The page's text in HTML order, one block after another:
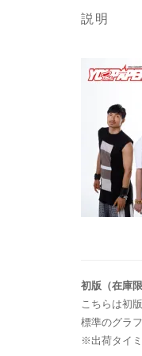
説明
初版（在庫限
こちらは初
標準のグラ
※出荷タイ